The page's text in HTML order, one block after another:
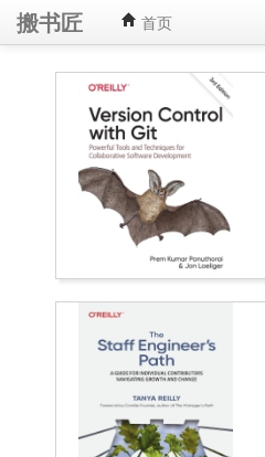
搬书匠 首页